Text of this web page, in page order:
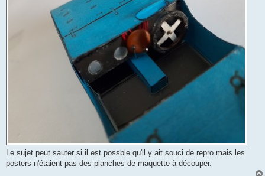
Le sujet peut sauter si il est possble qu'il y ait souci de repro mais les
posters n'étaient pas des planches de maquette à découper.